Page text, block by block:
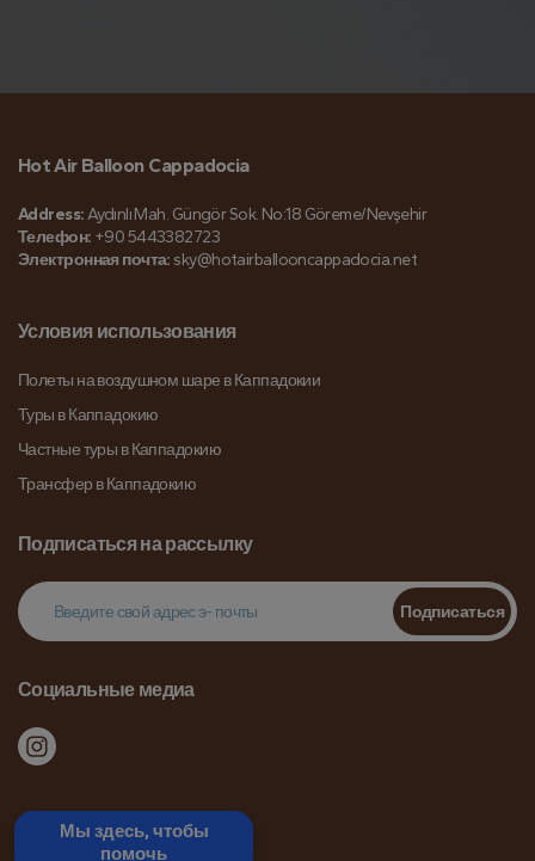
Hot Air Balloon Cappadocia
Address:Aydınlı Mah. Güngör Sok. No:18 Göreme/Nevşehir
Телефон: +90 5443382723
Электронная почта: sky@hotairballooncappadocia.net
Условия использования
Полеты на воздушном шаре в Каппадокии
Туры в Каппадокию
Частные туры в Каппадокию
Трансфер в Каппадокию
Подписаться на рассылку
Подписаться
Социальные медиа
Мы здесь, чтобы
помочь